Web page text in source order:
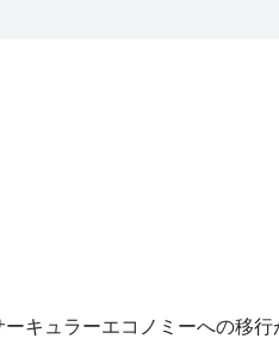
キュラーエコノミーへの移行